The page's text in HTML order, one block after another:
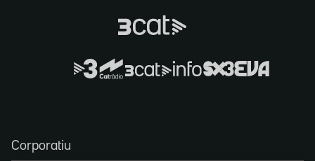
Corporatiu